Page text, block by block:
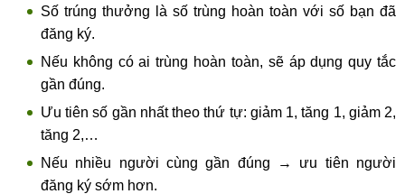
Số trúng thưởng là số trùng hoàn toàn với số bạn đã
đăng ký.
Nếu không có ai trùng hoàn toàn, sẽ áp dụng quy tắc
gần đúng.
Ưu tiên số gần nhất theo thứ tự: giảm 1, tăng 1, giảm 2,
tăng 2,…
Nếu nhiều người cùng gần đúng → ưu tiên người
đăng ký sớm hơn.